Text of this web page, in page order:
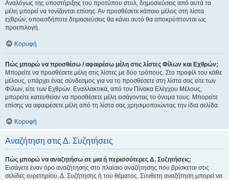
Αναλόγως της υποστήριξης του προτύπου στυλ, δημοσιεύσεις από αυτά τα
μέλη μπορεί να τονίζονται επίσης. Αν προσθέσετε κάποιο μέλος στη λίστα
εχθρών, οποιεσδήποτε δημοσιεύσεις θα κάνει αυτό θα αποκρύπτονται ως
προεπιλογή.
Κορυφή
Πώς μπορώ να προσθέσω / αφαιρέσω μέλη στις λίστες Φίλων και Εχθρών;
Μπορείτε να προσθέσετε μέλη στις λίστες με δύο τρόπους. Στο προφίλ του κάθε
μέλους, υπάρχει ένας σύνδεσμος για να το προσθέσετε στη λίστα σας είτε των
Φίλων, είτε των Εχθρών. Εναλλακτικά, από τον Πίνακα Ελέγχου Μέλους,
μπορείτε κατευθείαν να προσθέσετε μέλη εισάγοντας το όνομα τους. Μπορείτε
επίσης να αφαιρέσετε μέλη από τη λίστα σας χρησιμοποιώντας την ίδια σελίδα.
Κορυφή
Αναζήτηση στις Δ. Συζητήσεις
Πώς μπορώ να αναζητήσω σε μια ή περισσότερες Δ. Συζητήσεις;
Εισάγετε έναν όρο αναζήτησης στο πλαίσιο αναζήτησης που βρίσκεται στις
σελίδες ευρετηρίου, Δ. Συζήτησης ή του θέματος. Σύνθετη αναζήτηση μπορεί να